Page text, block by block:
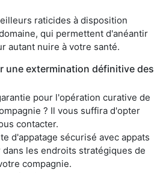
raticides à disposition
qui permettent d'anéantir
autant nuire à votre santé.
une extermination définitive des
pour l'opération curative de
? Il vous suffira d'opter
contacter.
d'appatage sécurisé avec appats
les endroits stratégiques de
compagnie.